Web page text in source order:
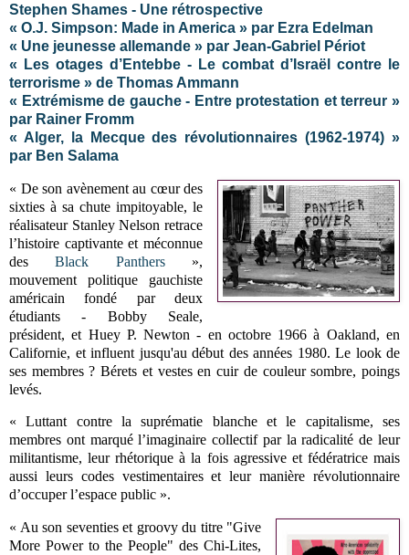
Stephen Shames - Une rétrospective
« O.J. Simpson: Made in America » par Ezra Edelman
« Une jeunesse allemande » par Jean-Gabriel Périot
« Les otages d’Entebbe - Le combat d’Israël contre le
terrorisme » de Thomas Ammann
« Extrémisme de gauche - Entre protestation et terreur »
par Rainer Fromm
« Alger, la Mecque des révolutionnaires (1962-1974) »
par Ben Salama
« De son avènement au cœur des
sixties à sa chute impitoyable, le
réalisateur Stanley Nelson retrace
l’histoire captivante et méconnue
desBlack Panthers»,
mouvement politique gauchiste
américain fondé par deux
étudiants - Bobby Seale,
président, et Huey P. Newton - en octobre 1966 à Oakland, en
Californie, et influent jusqu'au début des années 1980. Le look de
ses membres ? Bérets et vestes en cuir de couleur sombre, poings
levés.
« Luttant contre la suprématie blanche et le capitalisme, ses
membres ont marqué l’imaginaire collectif par la radicalité de leur
militantisme, leur rhétorique à la fois agressive et fédératrice mais
aussi leurs codes vestimentaires et leur manière révolutionnaire
d’occuper l’espace public ».
« Au son seventies et groovy du titre "Give
More Power to the People" des Chi-Lites,